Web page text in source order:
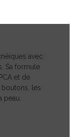
avec
Sa formule
et de
boutons, les